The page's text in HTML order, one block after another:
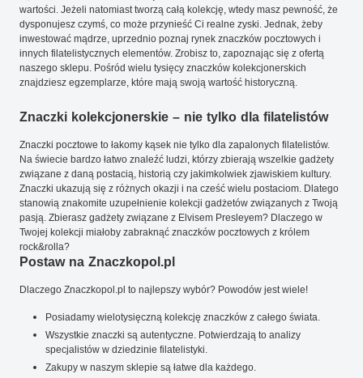
wartości. Jeżeli natomiast tworzą całą kolekcję, wtedy masz pewność, że
dysponujesz czymś, co może przynieść Ci realne zyski. Jednak, żeby
inwestować mądrze, uprzednio poznaj rynek znaczków pocztowych i
innych filatelistycznych elementów. Zrobisz to, zapoznając się z ofertą
naszego sklepu. Pośród wielu tysięcy znaczków kolekcjonerskich
znajdziesz egzemplarze, które mają swoją wartość historyczną.
Znaczki kolekcjonerskie – nie tylko dla filatelistów
Znaczki pocztowe to łakomy kąsek nie tylko dla zapalonych filatelistów.
Na świecie bardzo łatwo znaleźć ludzi, którzy zbierają wszelkie gadżety
związane z daną postacią, historią czy jakimkolwiek zjawiskiem kultury.
Znaczki ukazują się z różnych okazji i na cześć wielu postaciom. Dlatego
stanowią znakomite uzupełnienie kolekcji gadżetów związanych z Twoją
pasją. Zbierasz gadżety związane z Elvisem Presleyem? Dlaczego w
Twojej kolekcji miałoby zabraknąć znaczków pocztowych z królem
rock&rolla?
Postaw na Znaczkopol.pl
Dlaczego Znaczkopol.pl to najlepszy wybór? Powodów jest wiele!
Posiadamy wielotysięczną kolekcję znaczków z całego świata.
Wszystkie znaczki są autentyczne. Potwierdzają to analizy
specjalistów w dziedzinie filatelistyki.
Zakupy w naszym sklepie są łatwe dla każdego.